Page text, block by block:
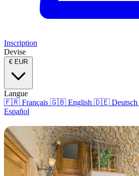
Inscription
Devise
€ EUR
Langue
🇫🇷 Français 🇬🇧 English 🇩🇪 Deutsch
Español